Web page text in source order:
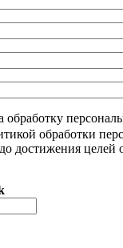
обработку
обработки
достижения целей